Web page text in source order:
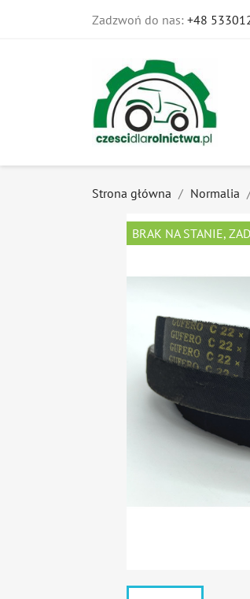
Zadzwoń do nas: +48
Strona główna Normalia
BRAK NA STANIE,